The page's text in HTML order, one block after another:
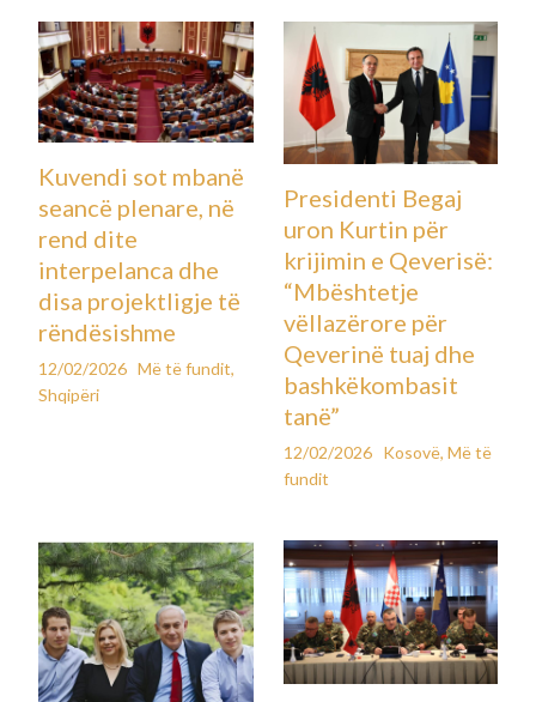
Kuvendi sot mbanë
seancë plenare, në
rend dite
interpelanca dhe
disa projektligje të
rëndësishme
12/02/2026 Më të fundit,
Shqipëri
Presidenti Begaj
uron Kurtin për
krijimin e Qeverisë:
“Mbështetje
vëllazërore për
Qeverinë tuaj dhe
bashkëkombasit
tanë”
12/02/2026 Kosovë, Më të
fundit